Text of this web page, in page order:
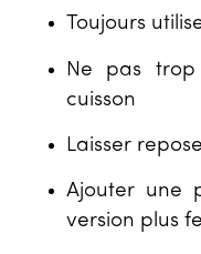
Toujours
Ne pas
cuisson
Laisser
Ajouter une
version plus